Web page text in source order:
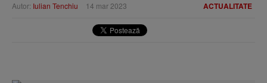
ACTUALITATE
Autor: Iulian Tenchiu 14 mar 2023